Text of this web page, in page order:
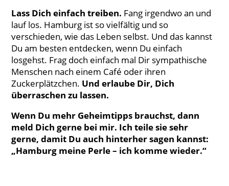
Lass Dich einfach treiben. Fang irgendwo an und
lauf los. Hamburg ist so vielfältig und so
verschieden, wie das Leben selbst. Und das kannst
Du am besten entdecken, wenn Du einfach
losgehst. Frag doch einfach mal Dir sympathische
Menschen nach einem Café oder ihren
Zuckerplätzchen. Und erlaube Dir, Dich
überraschen zu lassen.
Wenn Du mehr Geheimtipps brauchst, dann
meld Dich gerne bei mir. Ich teile sie sehr
gerne, damit Du auch hinterher sagen kannst:
„Hamburg meine Perle – ich komme wieder.“